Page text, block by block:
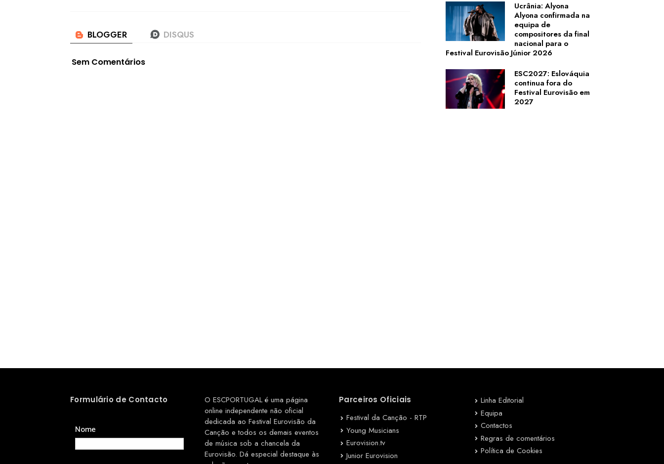
Sem Comentários
Ucrânia: Alyona
Alyona confirmada na
equipa de
compositores da final
nacional para o
Festival Eurovisão Júnior 2026
ESC2027: Eslováquia
continua fora do
Festival Eurovisão em
2027
Formulário de Contacto
Nome
O ESCPORTUGAL é uma página
online independente não oficial
dedicada ao Festival Eurovisão da
Canção e todos os demais eventos
de música sob a chancela da
Eurovisão. Dá especial destaque às
Parceiros Oficiais
Festival da Canção - RTP
Young Musicians
Eurovision.tv
Junior Eurovision
Linha Editorial
Equipa
Contactos
Regras de comentários
Política de Cookies